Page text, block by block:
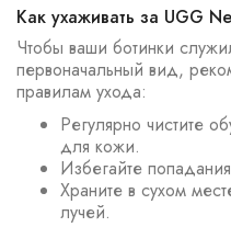
Как ухаживать за UGG
Чтобы ваши ботинки
первоначальный вид,
правилам ухода:
Регулярно чистите
для кожи.
Избегайте
Храните в сухом
лучей.